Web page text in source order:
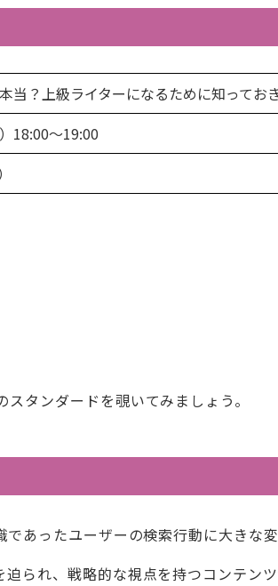
本当？上級ライターになるために知ってお
18:00～19:00
タンダードを覗いてみましょう。
あったユーザーの検索行動に大きな
られ、戦略的な視点を持つコンテン